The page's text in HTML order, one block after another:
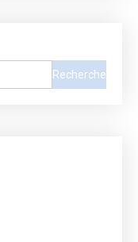
Recherche